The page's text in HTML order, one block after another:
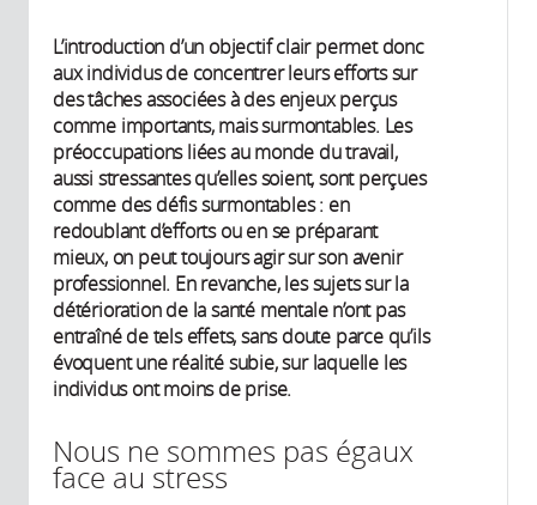
L’introduction d’un objectif clair permet donc
aux individus de concentrer leurs efforts sur
des tâches associées à des enjeux perçus
comme importants, mais surmontables. Les
préoccupations liées au monde du travail,
aussi stressantes qu’elles soient, sont perçues
comme des défis surmontables : en
redoublant d’efforts ou en se préparant
mieux, on peut toujours agir sur son avenir
professionnel. En revanche, les sujets sur la
détérioration de la santé mentale n’ont pas
entraîné de tels effets, sans doute parce qu’ils
évoquent une réalité subie, sur laquelle les
individus ont moins de prise.
Nous ne sommes pas égaux
face au stress